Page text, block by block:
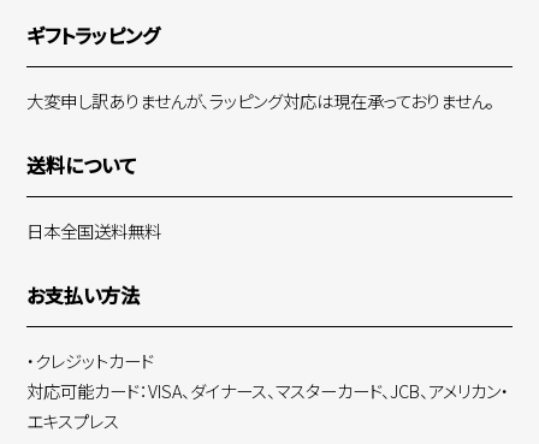
ギフトラッピング
大変申し訳ありませんが、ラッピング対応は現在承っておりません。
送料について
日本全国送料無料
お支払い方法
・クレジットカード
対応可能カード：VISA、ダイナース、マスターカード、JCB、アメリカン・
エキスプレス